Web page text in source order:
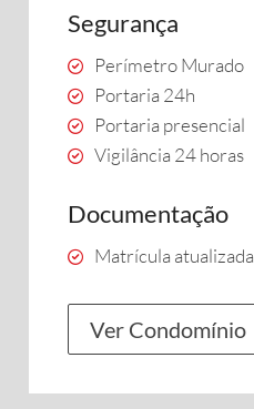
Segurança
Perímetro Murado
Portaria 24h
Portaria presencial
Vigilância 24 horas
Documentação
Matrícula atualizada
Ver Condomínio